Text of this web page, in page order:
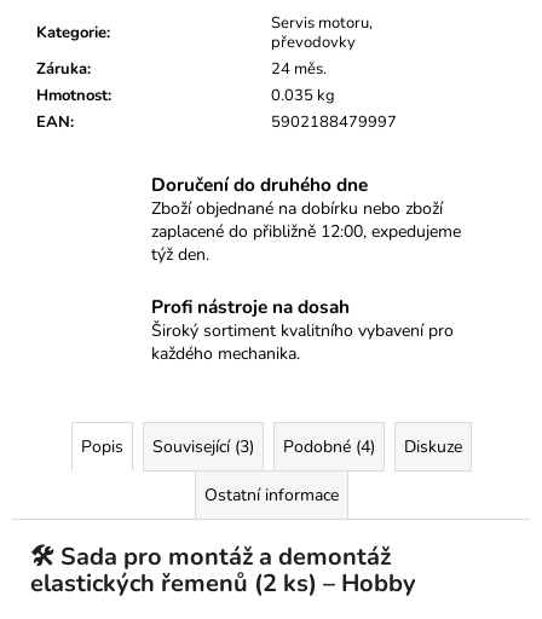
Kategorie:
Servis motoru,
převodovky
Záruka:
24 měs.
Hmotnost:
0.035 kg
EAN: 5902188479997
Doručení do druhého dne
Zboží objednané na dobírku nebo zboží
zaplacené do přibližně 12:00, expedujeme
týž den.
Profi nástroje na dosah
Široký sortiment kvalitního vybavení pro
každého mechanika.
Popis Související (3) Podobné (4) Diskuze
Ostatní informace
🛠️ Sada pro montáž a demontáž
elastických řemenů (2 ks) – Hobby
PROFESIONÁLNÍ
STAHOVÁK
SILENTBLOKŮ
ULOŽENÍ